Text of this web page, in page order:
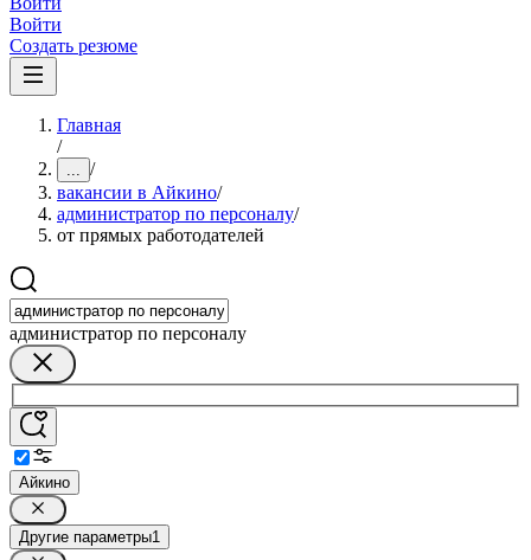
Войти
Создать резюме
Главная
/
... /
вакансии в Айкино/
администратор по персоналу/
от прямых работодателей
администратор по персоналу
Айкино
Другие параметры1